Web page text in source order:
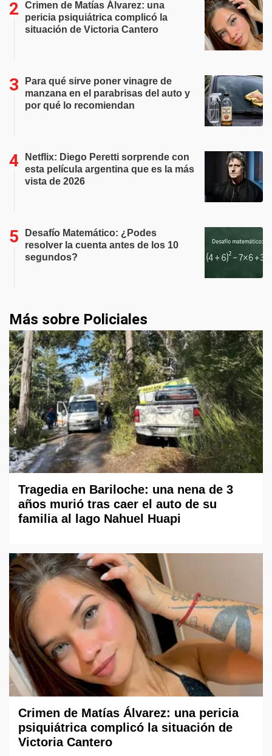
Crimen de Matías Álvarez: una
pericia psiquiátrica complicó la
situación de Victoria Cantero
Para qué sirve poner vinagre de
manzana en el parabrisas del auto y
por qué lo recomiendan
Netflix: Diego Peretti sorprende con
esta película argentina que es la más
vista de 2026
Desafío Matemático: ¿Podes
resolver la cuenta antes de los 10
segundos?
Más sobre Policiales
Tragedia en Bariloche: una nena de 3
años murió tras caer el auto de su
familia al lago Nahuel Huapi
Crimen de Matías Álvarez: una pericia
psiquiátrica complicó la situación de
Victoria Cantero